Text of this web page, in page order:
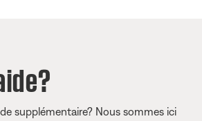
supplémentaire? Nous sommes ici